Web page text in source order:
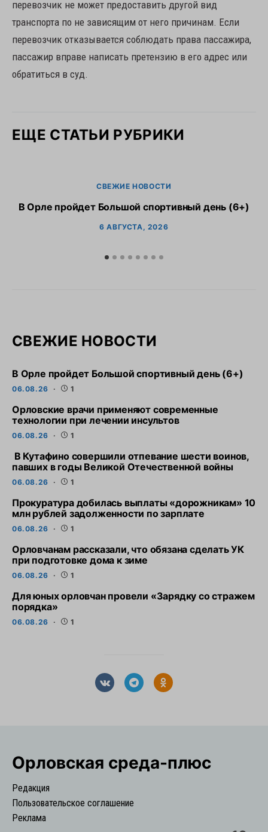
перевозчик не может предоставить другой вид
транспорта по не зависящим от него причинам. Если
перевозчик отказывается соблюдать права пассажира,
пассажир вправе написать претензию в его адрес или
обратиться в суд.
ЕЩЕ СТАТЬИ РУБРИКИ
СВЕЖИЕ НОВОСТИ
В Орле пройдет Большой спортивный день (6+)
6 АВГУСТА, 2026
СВЕЖИЕ НОВОСТИ
В Орле пройдет Большой спортивный день (6+)
06.08.26 1
Орловские врачи применяют современные
технологии при лечении инсультов
06.08.26 1
В Кутафино совершили отпевание шести воинов,
павших в годы Великой Отечественной войны
06.08.26 1
Прокуратура добилась выплаты «дорожникам» 10
млн рублей задолженности по зарплате
06.08.26 1
Орловчанам рассказали, что обязана сделать УК
при подготовке дома к зиме
06.08.26 1
Для юных орловчан провели «Зарядку со стражем
порядка»
06.08.26 1
Орловская cреда-плюс
Редакция
Пользовательское соглашение
Реклама